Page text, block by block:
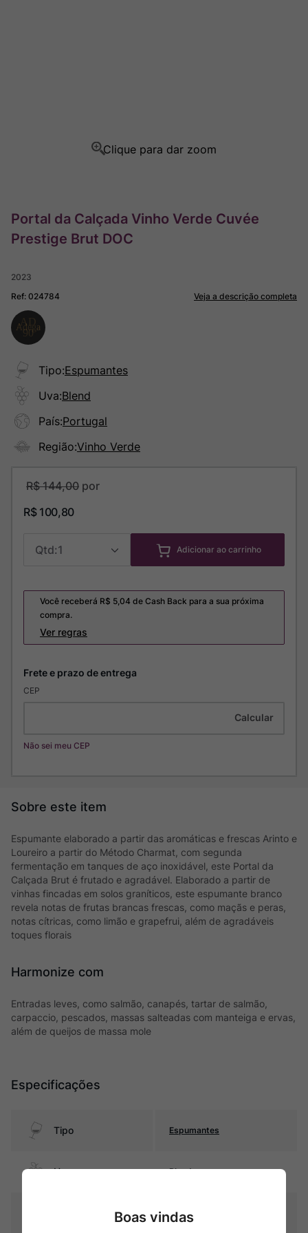
Portal da Calçada Vinho Verde Cuvée
Prestige Brut DOC
2023
Ref: 024784 Veja a descrição completa
Tipo:Espumantes
Uva:Blend
País:Portugal
Região:Vinho Verde
R$ 144,00
R$ 100,80
1 Adicionar ao carrinho
Você receberá R$ 5,04 de Cash Back para a sua próxima
compra.
Ver regras
CEP
Não sei meu CEP
Espumante elaborado a partir das aromáticas e frescas Arinto e
Loureiro a partir do Método Charmat, com segunda
fermentação em tanques de aço inoxidável, este Portal da
Calçada Brut é frutado e agradável. Elaborado a partir de
vinhas fincadas em solos graníticos, este espumante branco
revela notas de frutas brancas frescas, como maçãs e peras,
notas cítricas, como limão e grapefrui, além de agradáveis
toques florais
Harmonize com
Entradas leves, como salmão, canapés, tartar de salmão,
carpaccio, pescados, massas salteadas com manteiga e ervas,
além de queijos de massa mole
Especificações
Tipo Espumantes
Uva Blend
Quinta da Calçada
Boas vindas